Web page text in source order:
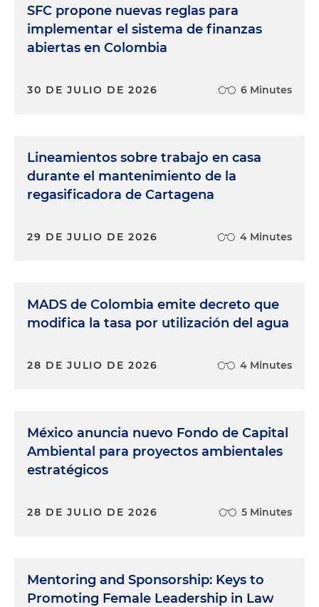
SFC propone nuevas reglas para
implementar el sistema de finanzas
abiertas en Colombia
30 DE JULIO DE 2026 6 Minutes
Lineamientos sobre trabajo en casa
durante el mantenimiento de la
regasificadora de Cartagena
29 DE JULIO DE 2026 4 Minutes
MADS de Colombia emite decreto que
modifica la tasa por utilización del agua
28 DE JULIO DE 2026 4 Minutes
México anuncia nuevo Fondo de Capital
Ambiental para proyectos ambientales
estratégicos
28 DE JULIO DE 2026 5 Minutes
Mentoring and Sponsorship: Keys to
Promoting Female Leadership in Law